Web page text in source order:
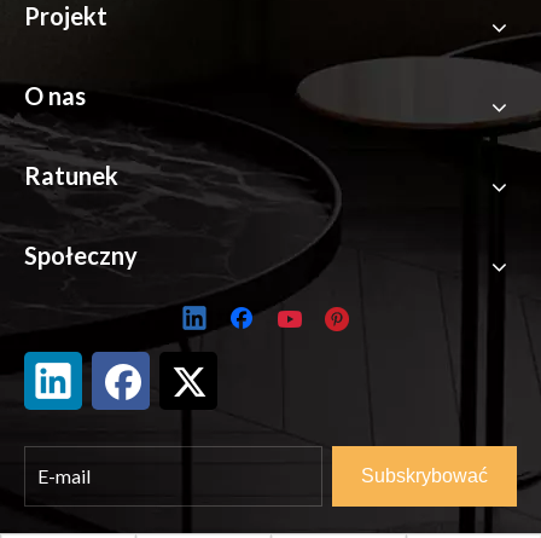
Projekt
O nas
Ratunek
Społeczny
Subskrybować